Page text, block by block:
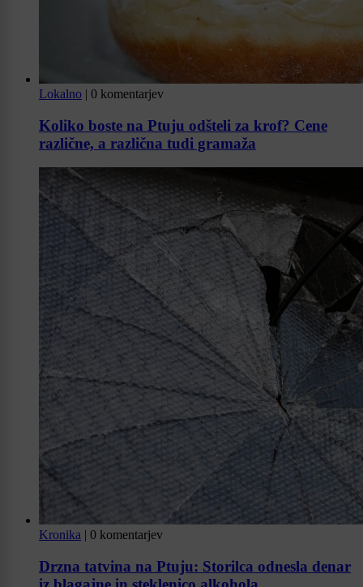
Lokalno | 0 komentarjev
Koliko boste na Ptuju odšteli za krof? Cene
različne, a različna tudi gramaža
Kronika | 0 komentarjev
Drzna tatvina na Ptuju: Storilca odnesla denar